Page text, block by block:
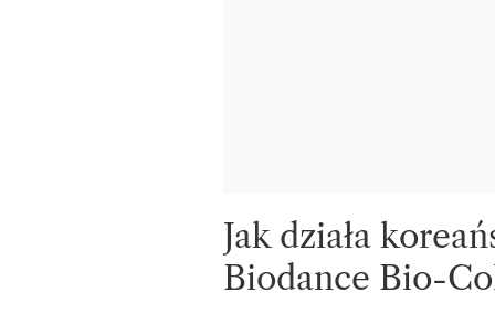
Jak działa
Biodance Bio-